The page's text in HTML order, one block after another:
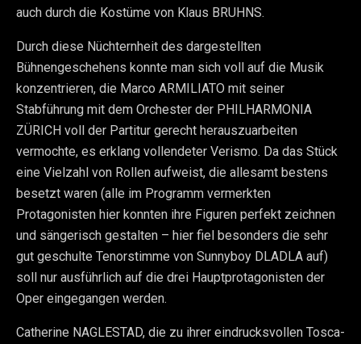
auch durch die Kostüme von Klaus BRUHNS.
Durch diese Nüchternheit des dargestellten
Bühnengeschehens konnte man sich voll auf die Musik
konzentrieren, die Marco ARMILIATO mit seiner
Stabführung mit dem Orchester der PHILHARMONIA
ZÜRICH voll der Partitur gerecht herauszuarbeiten
vermochte, es erklang vollendeter Verismo. Da das Stück
eine Vielzahl von Rollen aufweist, die allesamt bestens
besetzt waren (alle im Programm vermerkten
Protagonisten hier konnten ihre Figuren perfekt zeichnen
und sängerisch gestalten – hier fiel besonders die sehr
gut geschulte Tenorstimme von Sunnyboy DLADLA auf)
soll nur ausführlich auf die drei Hauptprotagonisten der
Oper eingegangen werden.
Catherine NAGLESTAD, die zu ihrer eindrucksvollen Tosca-